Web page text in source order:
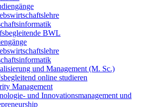
BWL
und Management (M. Sc.)
online studieren
Management
und Innovationsmanagement und